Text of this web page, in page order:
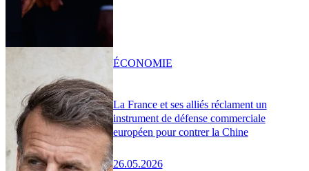
La France et ses alliés réclament un
instrument de défense commerciale
européen pour contrer la Chine
26.05.2026
ÉCONOMIE